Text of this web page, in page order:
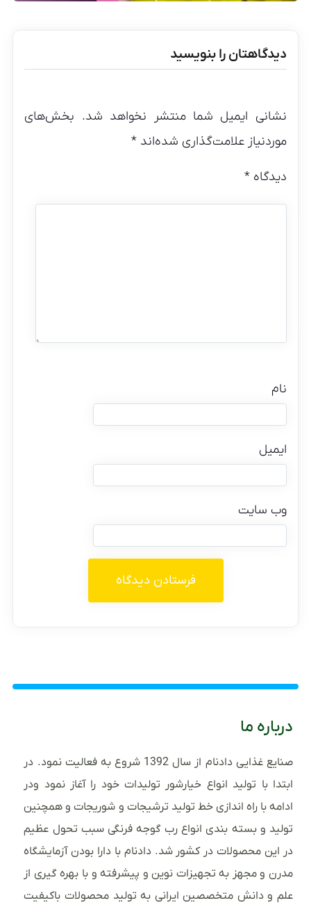
دیدگاهتان را بنویسید
نشانی ایمیل شما منتشر نخواهد شد. بخش‌های
موردنیاز علامت‌گذاری شده‌اند*
دیدگاه*
نام
ایمیل
وب‌ سایت
درباره ما
صنایع غذایی دادنام از سال 1392 شروع به فعالیت نمود. در
ابتدا با تولید انواع خیارشور تولیدات خود را آغاز نمود ودر
ادامه با راه اندازی خط تولید ترشیجات و شوریجات و همچنین
تولید و بسته بندی انواع رب گوجه فرنگی سبب تحول عظیم
در این محصولات در کشور شد. دادنام با دارا بودن آزمایشگاه
مدرن و مجهز به تجهیزات نوین و پیشرفته و با بهره گیری از
علم و دانش متخصصین ایرانی به تولید محصولات باکیفیت